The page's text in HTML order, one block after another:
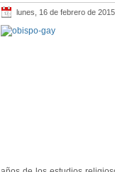
lunes, 16 de febrero de 2015